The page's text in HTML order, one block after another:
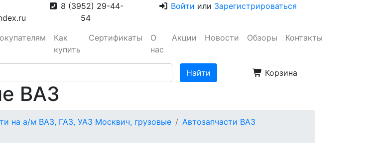
8 (3952) 29-44-
54
Войти или Зарегистрироваться
Как
купить
Сертификаты
О
нас
Акции Новости Обзоры Контакты
Корзина
ВАЗ
на а/м ВАЗ, ГАЗ, УАЗ Москвич, грузовые
Автозапчасти ВАЗ